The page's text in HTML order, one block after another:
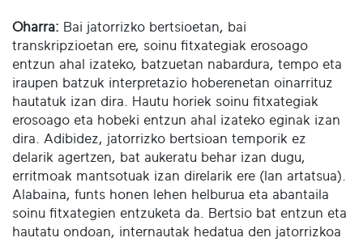
Oharra: Bai jatorrizko bertsioetan, bai
transkripzioetan ere, soinu fitxategiak erosoago
entzun ahal izateko, batzuetan nabardura, tempo eta
iraupen batzuk interpretazio hoberenetan oinarrituz
hautatuk izan dira. Hautu horiek soinu fitxategiak
erosoago eta hobeki entzun ahal izateko eginak izan
dira. Adibidez, jatorrizko bertsioan temporik ez
delarik agertzen, bat aukeratu behar izan dugu,
erritmoak mantsotuak izan direlarik ere (lan artatsua).
Alabaina, funts honen lehen helburua eta abantaila
soinu fitxategien entzuketa da. Bertsio bat entzun eta
hautatu ondoan, internautak hedatua den jatorrizkoa